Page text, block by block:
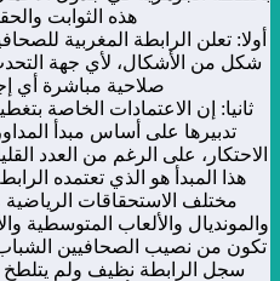
هذه الثوابت
أولا: تعلن الرابطة المغربية
شكل من الأشكال، لأي جهة التحدث
صلاحية مباشرة أي
ثانيا: إن الاعتمادات الخاصة
تدبيرها على أساس مبدأ
الاحتكار، على الرغم من العدد
هذا المبدأ هو الذي تعتمده
مختلف الاستحقاقات
والمونديال والألعاب المتوسطية
تكون من نصيب الصحافيين
سجل الرابطة نظيف ولم يتلطخ